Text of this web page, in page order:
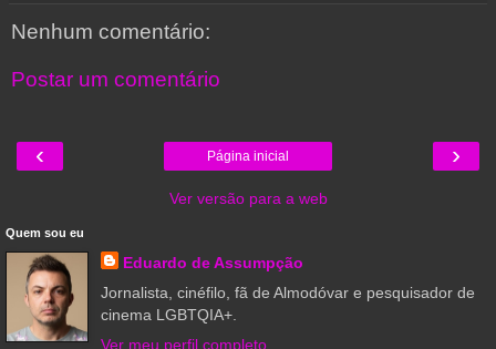
Nenhum comentário:
Postar um comentário
‹ ›
Página inicial
Ver versão para a web
Quem sou eu
Eduardo de Assumpção
Jornalista, cinéfilo, fã de Almodóvar e pesquisador de
cinema LGBTQIA+.
Ver meu perfil completo